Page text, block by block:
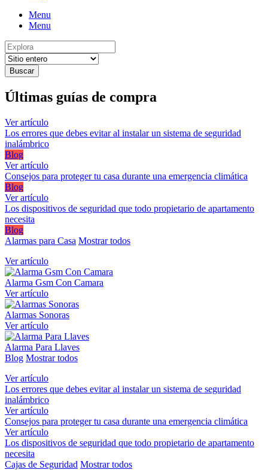
Menu
Menu
Resultados
para
Últimas guías de compra
Ver artículo
Los errores que debes evitar al instalar un sistema de seguridad
inalámbrico
Blog
Ver artículo
Consejos para proteger tu casa durante una emergencia climática
Blog
Ver artículo
Los dispositivos de seguridad que todo propietario de apartamento
necesita
Blog
Alarmas para Casa Mostrar todos
Ver artículo
Alarma Gsm Con Camara
Ver artículo
Alarmas Sonoras
Ver artículo
Alarma Para Llaves
Blog Mostrar todos
Ver artículo
Los errores que debes evitar al instalar un sistema de seguridad
inalámbrico
Ver artículo
Consejos para proteger tu casa durante una emergencia climática
Ver artículo
Los dispositivos de seguridad que todo propietario de apartamento
necesita
Cajas de Seguridad Mostrar todos